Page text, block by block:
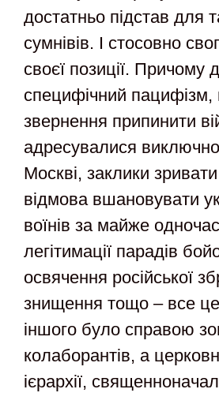
достатньо підстав для
сумнівів. І стосовно
своєї позиції. Причому
специфічний пацифізм,
звернення припинити
адресувалися
Москві, заклики
відмова вшановувати
воїнів за майже
легітимації парадів
освячення російської
знищення тощо – все це
іншого було справою
колаборантів, а
ієрархії,